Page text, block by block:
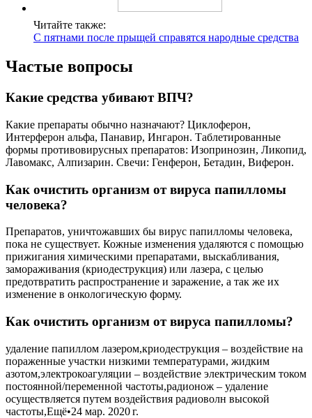
Читайте также:
С пятнами после прыщей справятся народные средства
Частые вопросы
Какие средства убивают ВПЧ?
Какие препараты обычно назначают? Циклоферон,
Интерферон альфа, Панавир, Ингарон. Таблетированные
формы противовирусных препаратов: Изопринозин, Ликопид,
Лавомакс, Алпизарин. Свечи: Генферон, Бетадин, Виферон.
Как очистить организм от вируса папилломы
человека?
Препаратов, уничтожавших бы вирус папилломы человека,
пока не существует. Кожные изменения удаляются с помощью
прижигания химическими препаратами, выскабливания,
замораживания (криодеструкция) или лазера, с целью
предотвратить распространение и заражение, а так же их
изменение в онкологическую форму.
Как очистить организм от вируса папилломы?
удаление папиллом лазером,криодеструкция – воздействие на
пораженные участки низкими температурами, жидким
азотом,электрокоагуляции – воздействие электрическим током
постоянной/переменной частоты,радионож – удаление
осуществляется путем воздействия радиоволн высокой
частоты,Ещё•24 мар. 2020 г.